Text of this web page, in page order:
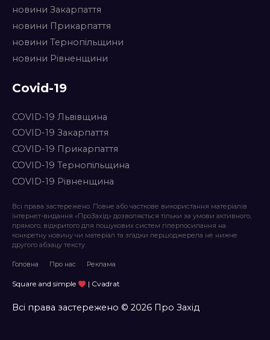
новини Закарпаття
новини Прикарпаття
новини Тернопільщини
новини Рівненщини
Covid-19
COVID-19 Львівщина
COVID-19 Закарпаття
COVID-19 Прикарпаття
COVID-19 Тернопільщина
COVID-19 Рівненщина
Всі права застережено. Повне або часткове використання матеріалів
інтернет-видання «ПроЗахід» дозволяється тільки за умови активного,
прямого, відкритого для пошукових систем гіперпосилання на
конкретну новину чи матеріал та згадки першоджерела не нижче
другого абзацу тексту.
Головна Про нас Реклама
Square and simple | Cvadrat
Всі права застережено © 2026 Про Захід